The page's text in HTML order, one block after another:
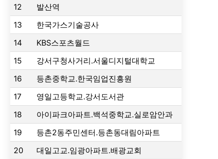
12
발산역
13
한국가스기술공사
14
KBS스포츠월드
15
강서구청사거리.서울디지털대학교
16
등촌중학교.한국임업진흥원
17
영일고등학교.강서도서관
18
아이파크아파트.백석중학교.실로암안과
19
등촌2동주민센터.등촌동대림아파트
20
대일고교.임광아파트.배광교회